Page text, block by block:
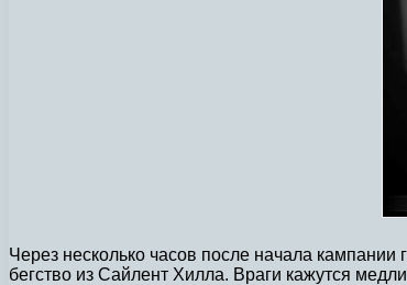
Через несколько часов после начала кампании
бегство из Сайлент Хилла. Враги кажутся